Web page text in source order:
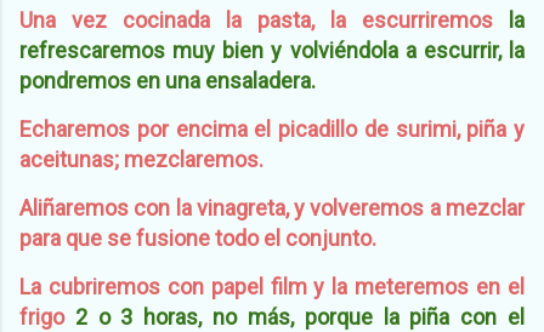
Una vez cocinada la pasta, la escurriremos la
refrescaremos muy bien y volviéndola a escurrir, la
pondremos en una ensaladera.
Echaremos por encima el picadillo de surimi, piña y
aceitunas; mezclaremos.
Aliñaremos con la vinagreta, y volveremos a mezclar
para que se fusione todo el conjunto.
La cubriremos con papel film y la meteremos en el
frigo 2 o 3 horas, no más, porque la piña con el